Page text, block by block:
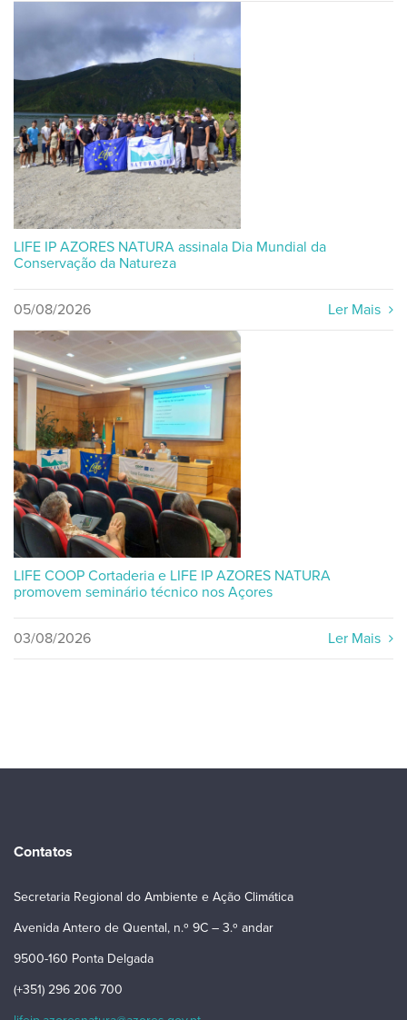
LIFE IP AZORES NATURA assinala Dia Mundial da
Conservação da Natureza
05/08/2026 Ler Mais
LIFE COOP Cortaderia e LIFE IP AZORES NATURA
promovem seminário técnico nos Açores
03/08/2026 Ler Mais
Contatos
Secretaria Regional do Ambiente e Ação Climática
Avenida Antero de Quental, n.º 9C – 3.º andar
9500-160 Ponta Delgada
(+351) 296 206 700